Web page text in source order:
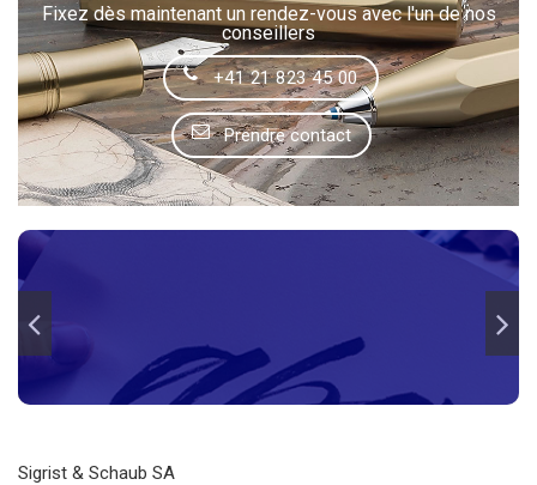
Fixez dès maintenant un rendez-vous avec l'un de nos
conseillers
+41 21 823 45 00
Prendre contact
Sigrist & Schaub SA